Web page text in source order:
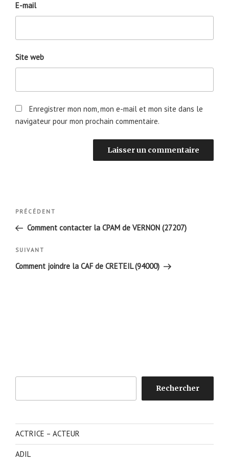
E-mail
Site web
Enregistrer mon nom, mon e-mail et mon site dans le
navigateur pour mon prochain commentaire.
Navigation
l’article
Article
précédent
PRÉCÉDENT
Comment contacter la CPAM de VERNON (27207)
Article
suivant
SUIVANT
Comment joindre la CAF de CRETEIL (94000)
Rechercher
ACTRICE – ACTEUR
ADIL